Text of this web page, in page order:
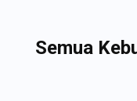
Semua